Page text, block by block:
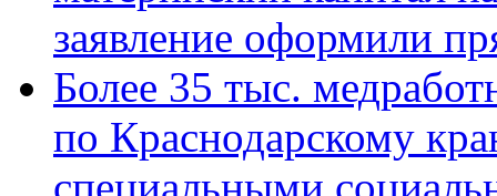
заявление оформили
Более 35 тыс.
по Краснодарскому
специальными